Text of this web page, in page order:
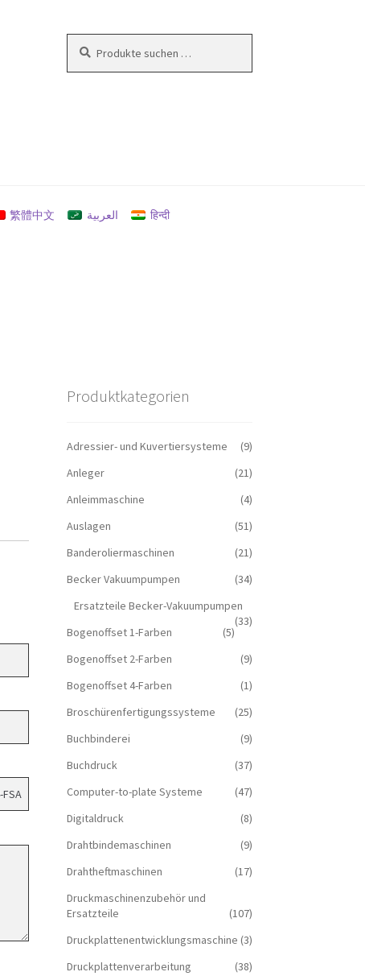
nach:
繁體中文 العربية
हिन्दी
Produktkategorien
Adressier- und Kuvertiersysteme
(9)
Anleger
(21)
Anleimmaschine
(4)
Auslagen
(51)
Banderoliermaschinen
(21)
Becker Vakuumpumpen
(34)
Ersatzteile Becker-Vakuumpumpen
(33)
Bogenoffset 1-Farben
(5)
Bogenoffset 2-Farben
(9)
Bogenoffset 4-Farben
(1)
Broschürenfertigungssysteme
(25)
Buchbinderei
(9)
Buchdruck
(37)
Computer-to-plate Systeme
(47)
Digitaldruck
(8)
Drahtbindemaschinen
(9)
Drahtheftmaschinen
(17)
Druckmaschinenzubehör und
Ersatzteile
(107)
Druckplattenentwicklungsmaschine (3)
Druckplattenverarbeitung
(38)